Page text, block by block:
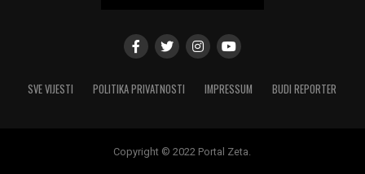
SVE VIJESTI POLITIKA PRIVATNOSTI IMPRESSUM BUDI REPORTER
Copyright © 2022 Portal Zeta.